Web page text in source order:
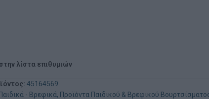
λίστα επιθυμιών
45164569
Παιδικά - Βρεφικά, Προϊόντα Παιδικού & Βρεφικού